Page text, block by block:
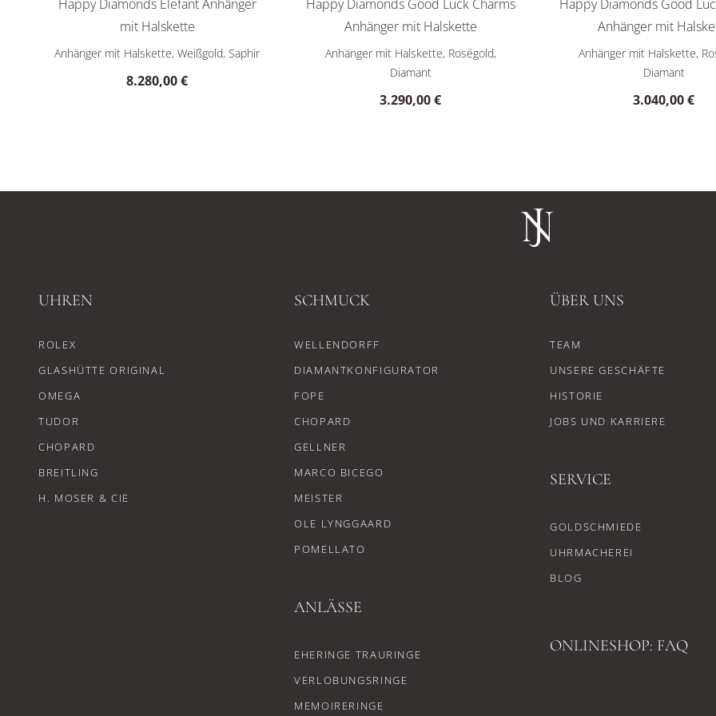
Happy Diamonds Elefant Anhänger
mit Halskette
Chopard Happy Diamonds Elefant Anhänger mit Halskette, Ref: 79A189-1201, Preis: 8.280,00 €
Anhänger mit Halskette, Weißgold, Saphir
8.280,00 €
Happy Diamonds Good Luck Charms
Anhänger mit Halskette
Chopard Happy Diamonds Good Luck Charms Anhänger mit Halskette,
Anhänger mit Halskette, Roségold,
Diamant
3.290,00 €
Happy Diamonds Good
Anhänger mit
Chopard Happy
Anhänger mit Halskette,
Diamant
3.040,00 €
UHREN
ROLEX
GLASHÜTTE ORIGINAL
OMEGA
TUDOR
CHOPARD
BREITLING
H. MOSER & CIE
SCHMUCK
WELLENDORFF
DIAMANTKONFIGURATOR
FOPE
CHOPARD
GELLNER
MARCO BICEGO
MEISTER
OLE LYNGGAARD
POMELLATO
ANLÄSSE
EHERINGE TRAURINGE
VERLOBUNGSRINGE
MEMOIRERINGE
ÜBER UNS
TEAM
UNSERE GESCHÄFTE
HISTORIE
JOBS UND KARRIERE
SERVICE
GOLDSCHMIEDE
UHRMACHEREI
BLOG
ONLINESHOP: FAQ